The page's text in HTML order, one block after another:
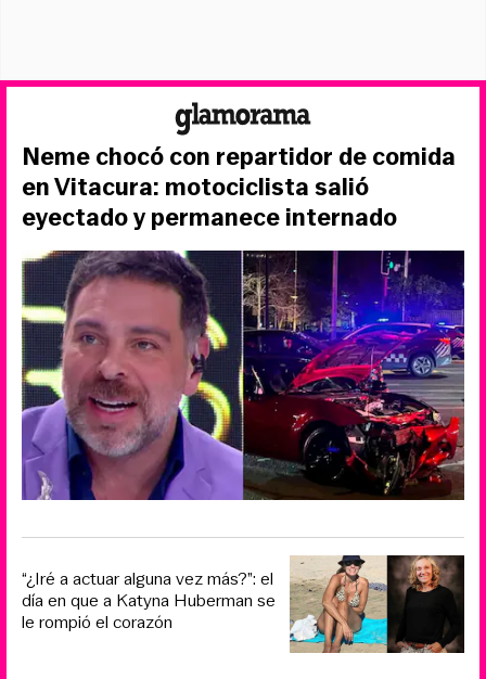
Neme chocó con repartidor de comida
en Vitacura: motociclista salió
eyectado y permanece internado
“¿Iré a actuar alguna vez más?”: el
día en que a Katyna Huberman se
le rompió el corazón